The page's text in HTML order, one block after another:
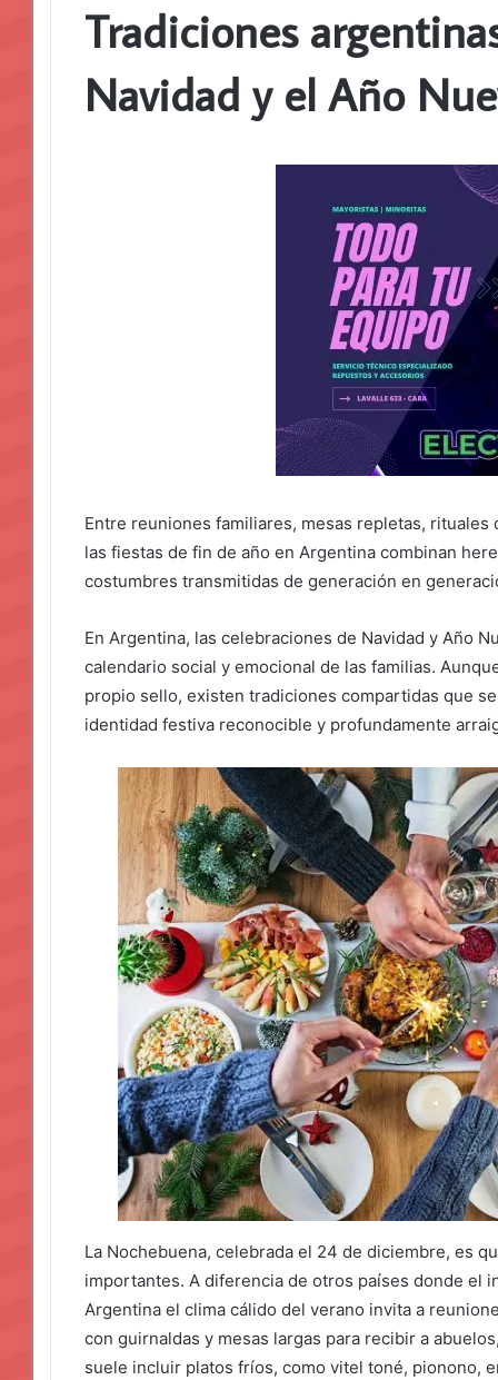
Tradiciones
Navidad y el Año
Entre reuniones familiares, mesas repletas,
las fiestas de fin de año en Argentina combinan
costumbres transmitidas de generación en
En Argentina, las celebraciones de Navidad y Año
calendario social y emocional de las familias.
propio sello, existen tradiciones compartidas que
identidad festiva reconocible y profundamente
La Nochebuena, celebrada el 24 de diciembre, es
importantes. A diferencia de otros países donde el
Argentina el clima cálido del verano invita a
con guirnaldas y mesas largas para recibir a
suele incluir platos fríos, como vitel toné, pionono,